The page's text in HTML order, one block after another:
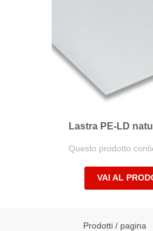
Lastra PE-LD
Questo prodotto
VAI AL
Prodotti / pagina